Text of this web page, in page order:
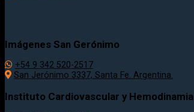
Imágenes San Gerónimo
+54 9 342 520-2517
San Jerónimo 3337, Santa Fe. Argentina.
Instituto Cardiovascular y Hemodinamia